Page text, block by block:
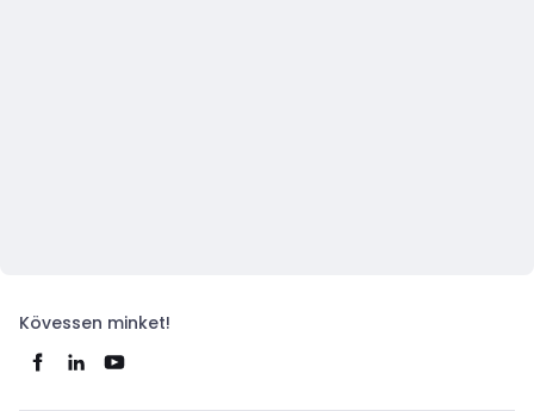
Kövessen minket!